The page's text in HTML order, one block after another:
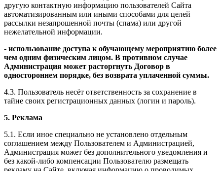
другую контактную информацию пользователей Сайта
автоматизированным или иными способами для целей
рассылки незапрошенной почты (спама) или другой
нежелательной информации.
- использование доступа к обучающему мероприятию более
чем одним физическим лицом. В противном случае
Администрация может расторгнуть Договор в
одностороннем порядке, без возврата уплаченной суммы.
4.3. Пользователь несёт ответственность за сохранение в
тайне своих регистрационных данных (логин и пароль).
5. Реклама
5.1. Если иное специально не установлено отдельным
соглашением между Пользователем и Администрацией,
Администрация может без дополнительного уведомления и
без какой-либо компенсации Пользователю размещать